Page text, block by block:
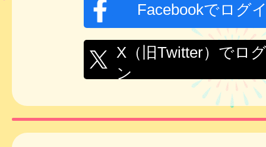
Facebookでログ
X（旧Twitter）でロ
ン